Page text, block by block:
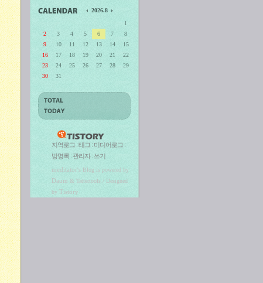
2026.8
1
2
3 4 5 6 7
8
9
10 11 12 13 14
15
16
17 18 19 20 21
22
23
24 25 26 27 28
29
30
31
지역로그 :태그 : 미디어로그 :
방명록 :관리자: 쓰기
meditator's Blog is powered by
Daum & Tattertools / Designed
by Tistory